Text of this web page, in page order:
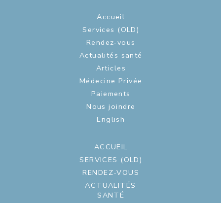
Accueil
Services (OLD)
Rendez-vous
Actualités santé
Articles
Médecine Privée
Paiements
Nous joindre
English
ACCUEIL
SERVICES (OLD)
RENDEZ-VOUS
ACTUALITÉS
SANTÉ